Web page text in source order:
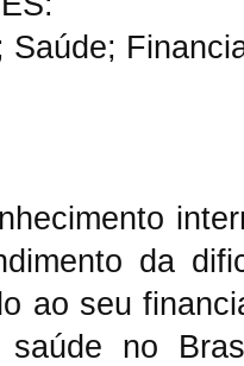
Saúde;
da
ao seu
saúde no